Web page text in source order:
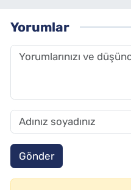
Yorumlar
Gönder